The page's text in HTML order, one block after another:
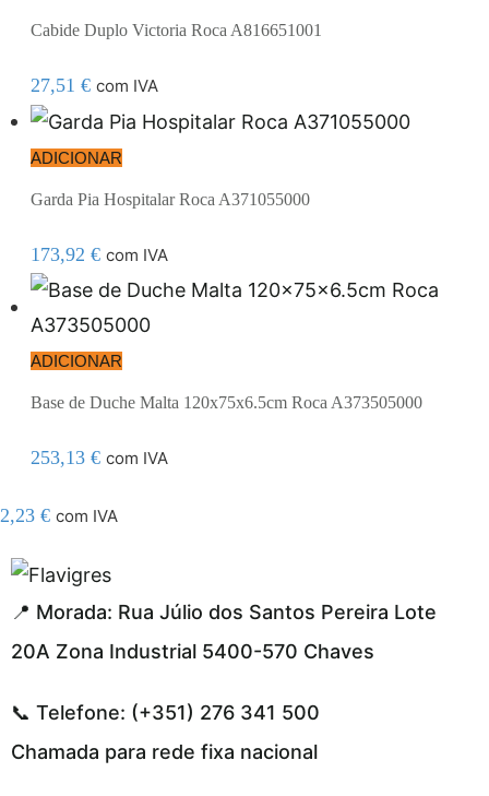
Cabide Duplo Victoria Roca A816651001
27,51 € com IVA
ADICIONAR
Garda Pia Hospitalar Roca A371055000
173,92 € com IVA
ADICIONAR
Base de Duche Malta 120x75x6.5cm Roca A373505000
253,13 € com IVA
2,23 € com IVA
resmi adresi
📍 Morada: Rua Júlio dos Santos Pereira Lote
20A Zona Industrial 5400-570 Chaves
📞 Telefone: (+351) 276 341 500
Chamada para rede fixa nacional